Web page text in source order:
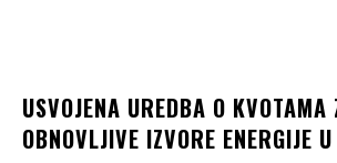
USVOJENA UREDBA O KVOTAMA
OBNOVLJIVE IZVORE ENERGIJE